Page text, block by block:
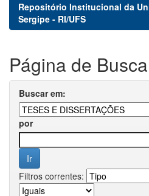
Repositório Institucional da
Sergipe - RI/UFS
Página de Busca
Buscar em:
por
Filtros correntes: